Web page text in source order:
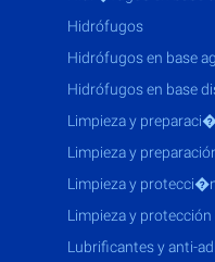
hidrófugos
hidrófugos en base
hidrófugos en base
limpieza y
limpieza y
limpieza y
limpieza y
lubrificantes y anti-